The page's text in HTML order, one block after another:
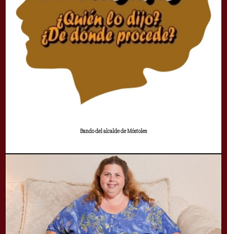
Bando del alcalde de Móstoles